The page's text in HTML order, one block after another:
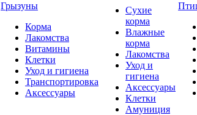
Грызуны
Корма
Лакомства
Витамины
Клетки
Уход и гигиена
Транспортировка
Аксессуары
Сухие
корма
Влажные
корма
Лакомства
Уход и
гигиена
Аксессуары
Клетки
Амуниция